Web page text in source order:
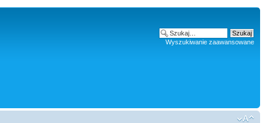
Wyszukiwanie zaawansowane